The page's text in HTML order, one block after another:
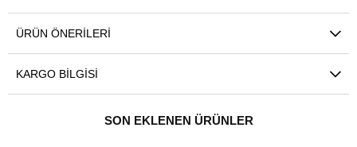
ÜRÜN ÖNERILERI
KARGO BILGISI
SON EKLENEN ÜRÜNLER